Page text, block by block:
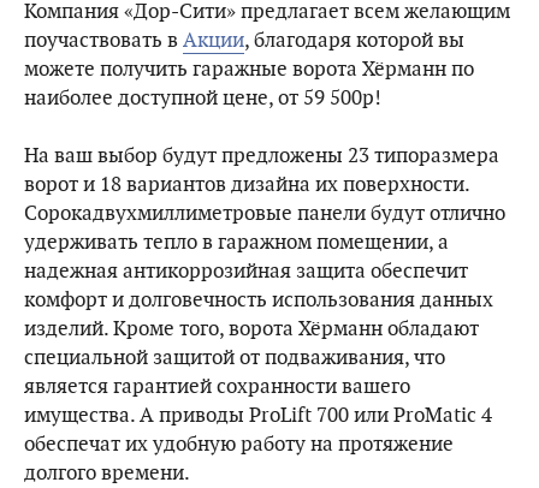
Компания «Дор-Сити» предлагает всем желающим
поучаствовать вАкции, благодаря которой вы
можете получить гаражные ворота Хёрманн по
наиболее доступной цене, от 59 500р!
На ваш выбор будут предложены 23 типоразмера
ворот и 18 вариантов дизайна их поверхности.
Сорокадвухмиллиметровые панели будут отлично
удерживать тепло в гаражном помещении, а
надежная антикоррозийная защита обеспечит
комфорт и долговечность использования данных
изделий. Кроме того, ворота Хёрманн обладают
специальной защитой от подваживания, что
является гарантией сохранности вашего
имущества. А приводы ProLift 700 или ProMatic 4
обеспечат их удобную работу на протяжение
долгого времени.